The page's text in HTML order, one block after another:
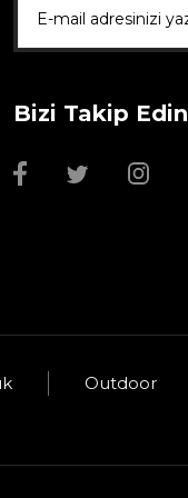
Wmf Bıçak Bileyi
Bizi Takip Edin
Outdoor